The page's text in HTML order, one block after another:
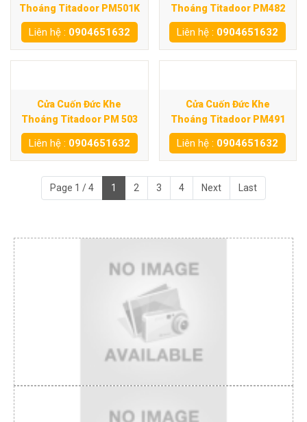
Thoáng Titadoor PM501K
Liên hệ : 0904651632
Thoáng Titadoor PM482
Liên hệ : 0904651632
Cửa Cuốn Đức Khe
Thoáng Titadoor PM 503
Liên hệ : 0904651632
Cửa Cuốn Đức Khe
Thoáng Titadoor PM491
Liên hệ : 0904651632
Page 1 / 4 1 2 3 4 Next Last